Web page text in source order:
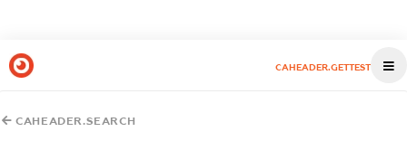
CAHEADER.GETTEST
CAHEADER.SEARCH